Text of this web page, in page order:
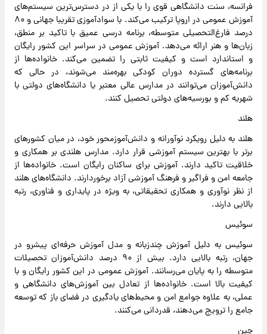
فرانسه، سنت دانشگاهی قوی را با یکی از در دسترس‌ترین سیستم‌های
آموزش عمومی در اروپا ترکیب می‌کند. با سوادآموزی تقریبا جهانی و ۸۰
درصد فارغ‌التحصیلی متوسطه، برنامه درسی عمیق با تاکید بر منطق،
زبان‌ها و هنر ارائه می‌دهد. آموزش عمومی در سراسر این کشور رایگان
و استاندارد است و کیفیت ثابتی را تضمین می‌کند. خانواده‌ها از
برنامه‌های گسترده دوران کودکی بهره‌مند می‌شوند، در حالی که
دانش‌آموزان می‌توانند در مدارس عالی معتبر یا دانشگاه‌های دولتی با
شهریه کم و بورسیه‌های دولتی تحصیل کنند.
هلند
هلند به دلیل رویکرد نوآورانه و دانش‌آموزمحور خود، در میان کشورهای
برتر با بهترین سیستم آموزشی قرار دارد. مدارس هلندی بر همکاری و
خلاقیت تاکید دارند. آموزش برای ساکنان رایگان است. خانواده‌ها از
جامعه امن و فراگیر و فرهنگ آموزشی آزاد برخوردارند. دانشگاه‌های هلند
از نظر نوآوری و همکاری تحقیقاتی، به ویژه در پایداری و فناوری، رتبه
بالایی دارند.
سوئیس
سوئیس به دلیل آموزش چندزبانه و مدل آموزش حرفه‌ای پیشرو در
جهان، رتبه بالایی دارد. بیش از ۹۰ درصد دانش‌آموزان تحصیلات
متوسطه را به پایان می‌رسانند. آموزش عمومی در این کشور رایگان و با
کیفیت بالا است. خانواده‌ها از تعادل بین آموزش‌های دانشگاهی و
عملی، به علاوه جوامع امن و محیط‌های یادگیری در فضای باز که توسعه
جامع را ترویج می‌دهند، قدردانی می‌کنند.
چین